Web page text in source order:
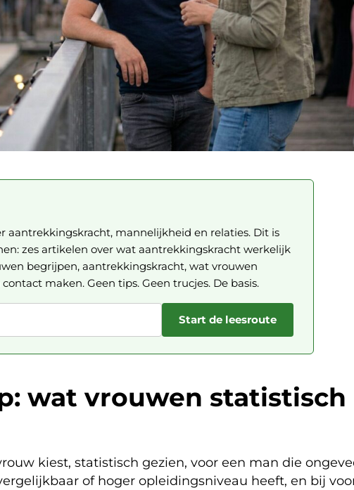
aantrekkingskracht, mannelijkheid en relaties. Dit is
zes artikelen over wat aantrekkingskracht werkelijk
begrijpen, aantrekkingskracht, wat vrouwen
maken. Geen tips. Geen trucjes. De basis.
Start de leesroute
wat vrouwen statistisch
kiest, statistisch gezien, voor een man die
of hoger opleidingsniveau heeft, en bij